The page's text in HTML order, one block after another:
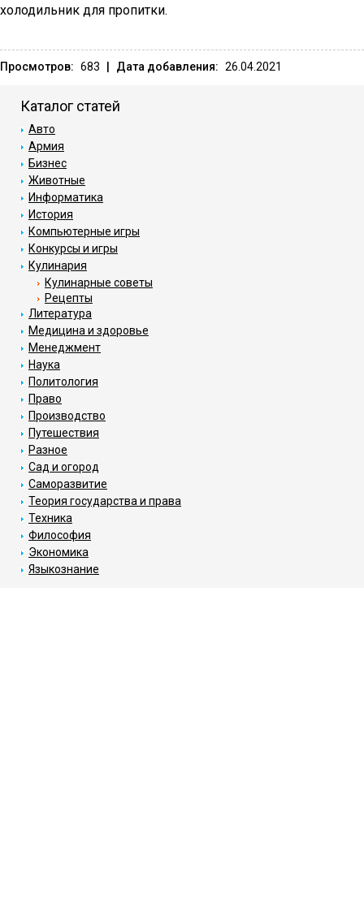
холодильник для пропитки.
Просмотров: 683 Дата добавления: 26.04.2021
Каталог статей
Авто
Армия
Бизнес
Животные
Информатика
История
Компьютерные игры
Конкурсы и игры
Кулинария
Кулинарные советы
Рецепты
Литература
Медицина и здоровье
Менеджмент
Наука
Политология
Право
Производство
Путешествия
Разное
Сад и огород
Саморазвитие
Теория государства и права
Техника
Философия
Экономика
Языкознание